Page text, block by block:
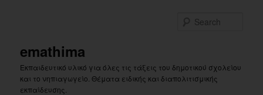
emathima
Εκπαιδευτικό υλικό για όλες τις τάξεις του δημοτικού σχολείου
και το νηπιαγωγείο. Θέματα ειδικής και διαπολιτισμικής
εκπαίδευσης.